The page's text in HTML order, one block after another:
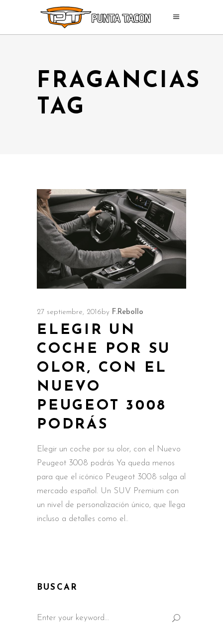
FRAGANCIAS
TAG
27 septiembre, 2016 by F.Rebollo
ELEGIR UN
COCHE POR SU
OLOR, CON EL
NUEVO
PEUGEOT 3008
PODRÁS
Elegir un coche por su olor, con el Nuevo
Peugeot 3008 podrás Ya queda menos
para que el icónico Peugeot 3008 salga al
mercado español. Un SUV Premium con
un nivel de personalización único, que llega
incluso a detalles como el
BUSCAR
for: